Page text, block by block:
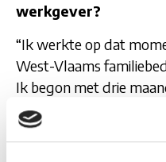
werkgever?
“Ik werkte op dat
West-Vlaams
Ik begon met drie
die werden verlengd
uiteindelijk tot twee